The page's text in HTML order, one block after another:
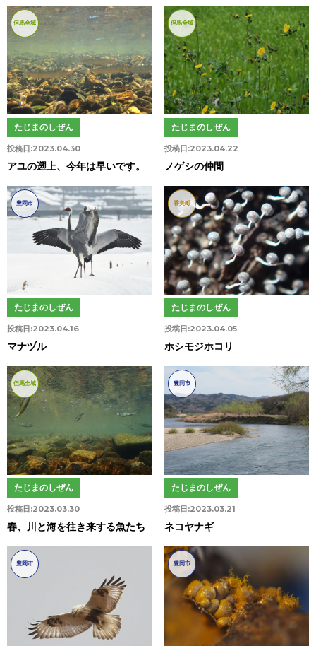
但馬全域
投稿日:2023.04.30
たじまのしぜん
アユの遡上、今年は早いです。
但馬全域
投稿日:2023.04.22
たじまのしぜん
ノゲシの仲間
豊岡市
投稿日:2023.04.16
たじまのしぜん
マナヅル
香美町
投稿日:2023.04.05
たじまのしぜん
ホシモジホコリ
但馬全域
投稿日:2023.03.30
たじまのしぜん
春、川と海を往き来する魚たち
豊岡市
投稿日:2023.03.21
たじまのしぜん
ネコヤナギ
豊岡市 豊岡市